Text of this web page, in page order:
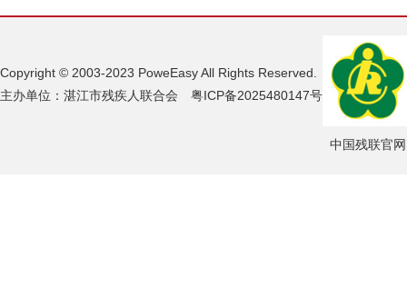
Copyright © 2003-2023 PoweEasy All Rights Reserved.
主办单位：湛江市残疾人联合会 粤ICP备2025480147号
中国残联官网